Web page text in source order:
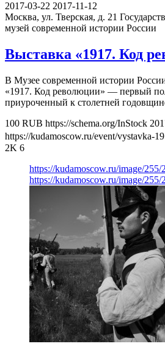
2017-03-22 2017-11-12
Москва, ул. Тверская, д. 21
музей современной истории России
Выставка «1917. Код
В Музее современной истории
«1917. Код революции» — первый
приуроченный к столетней
100 RUB https://schema.org/InStock
https://kudamoscow.ru/event/vystavka-
2K 6
https://kudamoscow.ru/image/
https://kudamoscow.ru/image/